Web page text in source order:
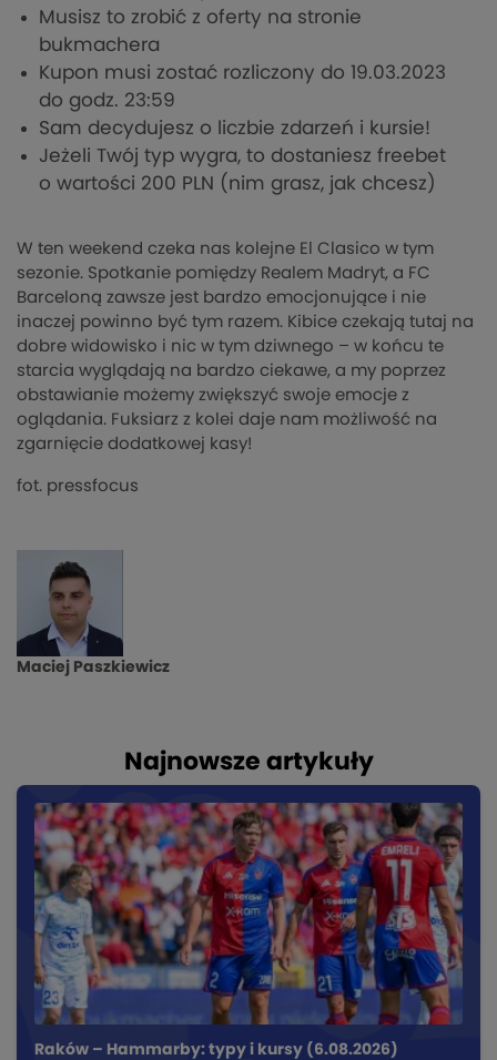
Musisz to zrobić z oferty na stronie
bukmachera
Kupon musi zostać rozliczony do 19.03.2023
do godz. 23:59
Sam decydujesz o liczbie zdarzeń i kursie!
Jeżeli Twój typ wygra, to dostaniesz freebet
o wartości 200 PLN (nim grasz, jak chcesz)
W ten weekend czeka nas kolejne El Clasico w tym
sezonie. Spotkanie pomiędzy Realem Madryt, a FC
Barceloną zawsze jest bardzo emocjonujące i nie
inaczej powinno być tym razem. Kibice czekają tutaj na
dobre widowisko i nic w tym dziwnego – w końcu te
starcia wyglądają na bardzo ciekawe, a my poprzez
obstawianie możemy zwiększyć swoje emocje z
oglądania. Fuksiarz z kolei daje nam możliwość na
zgarnięcie dodatkowej kasy!
fot. pressfocus
Maciej Paszkiewicz
Najnowsze artykuły
Raków – Hammarby: typy i kursy (6.08.2026)